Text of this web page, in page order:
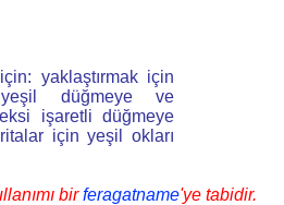
yaklaştırmak için
düğmeye ve
işaretli düğmeye
için yeşil okları
birferagatname'ye tabidir.